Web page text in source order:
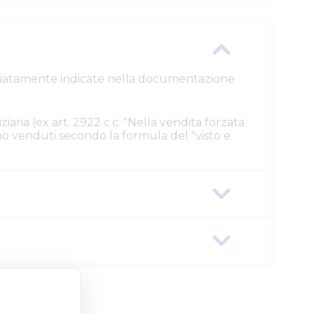
indicate nella documentazione
(ex art. 2922 c.c. "Nella vendita forzata
venduti secondo la formula del "visto e